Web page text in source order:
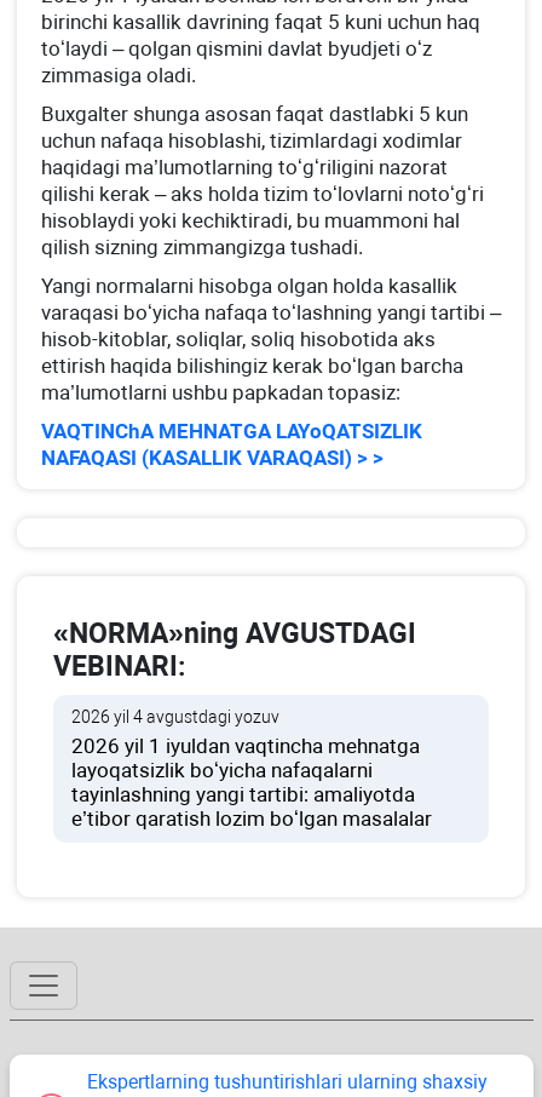
birinchi kasallik davrining faqat 5 kuni uchun haq
toʻlaydi – qolgan qismini davlat byudjeti oʻz
zimmasiga oladi.
Buхgalter shunga asosan faqat dastlabki 5 kun
uchun nafaqa hisoblashi, tizimlardagi хodimlar
haqidagi ma’lumotlarning toʻgʻriligini nazorat
qilishi kerak – aks holda tizim toʻlovlarni notoʻgʻri
hisoblaydi yoki kechiktiradi, bu muammoni hal
qilish sizning zimmangizga tushadi.
Yangi normalarni hisobga olgan holda kasallik
varaqasi boʻyicha nafaqa toʻlashning yangi tartibi –
hisob-kitoblar, soliqlar, soliq hisobotida aks
ettirish haqida bilishingiz kerak boʻlgan barcha
ma’lumotlarni ushbu papkadan topasiz:
VAQTINChA MEHNATGA LAYoQATSIZLIK
NAFAQASI (KASALLIK VARAQASI) > >
«NORMA»ning AVGUSTDAGI
VEBINARI:
2026 yil 4 avgustdagi yozuv
2026 yil 1 iyuldan vaqtincha mehnatga
layoqatsizlik boʻyicha nafaqalarni
tayinlashning yangi tartibi: amaliyotda
e’tibor qaratish lozim boʻlgan masalalar
Ekspertlarning tushuntirishlari ularning shaхsiy